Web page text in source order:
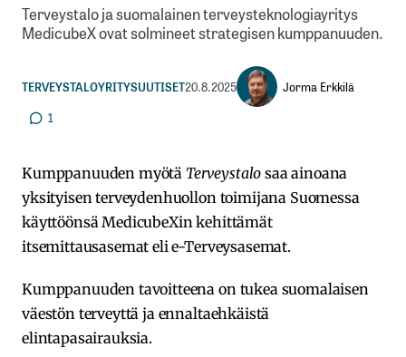
Terveystalo ja suomalainen terveysteknologiayritys
MedicubeX ovat solmineet strategisen kumppanuuden.
TERVEYSTALOYRITYSUUTISET20.8.2025
Jorma Erkkilä
1
Kumppanuuden myötä Terveystalosaa ainoana
yksityisen terveydenhuollon toimijana Suomessa
käyttöönsä MedicubeXin kehittämät
itsemittausasemat eli e-Terveysasemat.
Kumppanuuden tavoitteena on tukea suomalaisen
väestön terveyttä ja ennaltaehkäistä
elintapasairauksia.